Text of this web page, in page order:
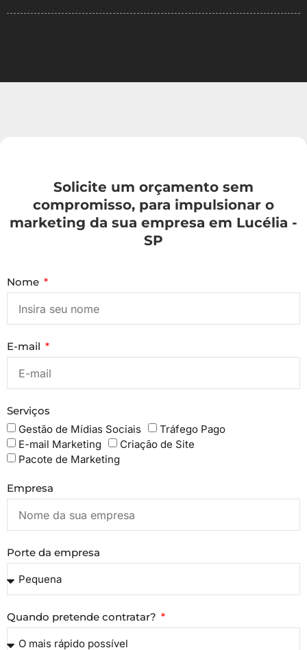
Solicite um orçamento sem
compromisso, para impulsionar o
marketing da sua empresa em Lucélia -
SP
Nome
E-mail
Serviços
Gestão de Mídias Sociais
Tráfego Pago
E-mail Marketing
Criação de Site
Pacote de Marketing
Empresa
Porte da empresa
Quando pretende contratar?